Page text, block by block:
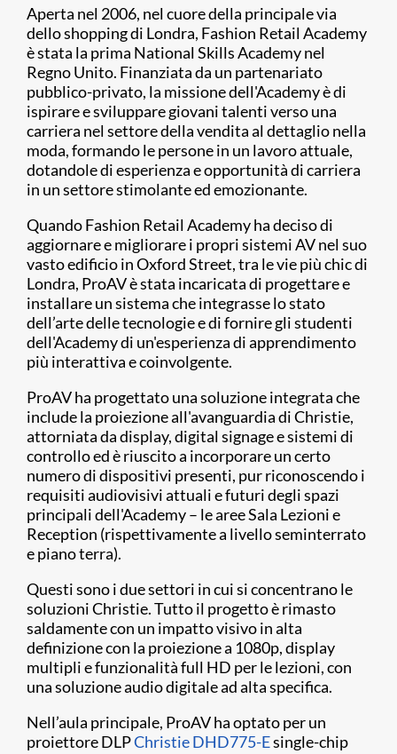
Aperta nel 2006, nel cuore della principale via
dello shopping di Londra, Fashion Retail Academy
è stata la prima National Skills Academy nel
Regno Unito. Finanziata da un partenariato
pubblico-privato, la missione dell'Academy è di
ispirare e sviluppare giovani talenti verso una
carriera nel settore della vendita al dettaglio nella
moda, formando le persone in un lavoro attuale,
dotandole di esperienza e opportunità di carriera
in un settore stimolante ed emozionante.
Quando Fashion Retail Academy ha deciso di
aggiornare e migliorare i propri sistemi AV nel suo
vasto edificio in Oxford Street, tra le vie più chic di
Londra, ProAV è stata incaricata di progettare e
installare un sistema che integrasse lo stato
dell’arte delle tecnologie e di fornire gli studenti
dell'Academy di un'esperienza di apprendimento
più interattiva e coinvolgente.
ProAV ha progettato una soluzione integrata che
include la proiezione all'avanguardia di Christie,
attorniata da display, digital signage e sistemi di
controllo ed è riuscito a incorporare un certo
numero di dispositivi presenti, pur riconoscendo i
requisiti audiovisivi attuali e futuri degli spazi
principali dell'Academy – le aree Sala Lezioni e
Reception (rispettivamente a livello seminterrato
e piano terra).
Questi sono i due settori in cui si concentrano le
soluzioni Christie. Tutto il progetto è rimasto
saldamente con un impatto visivo in alta
definizione con la proiezione a 1080p, display
multipli e funzionalità full HD per le lezioni, con
una soluzione audio digitale ad alta specifica.
Nell’aula principale, ProAV ha optato per un
proiettore DLPChristie DHD775-Esingle-chip